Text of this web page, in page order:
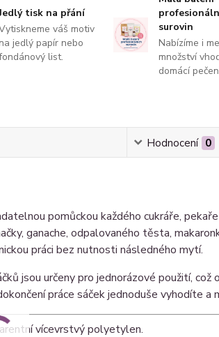
tisk na přání
váš motiv
na jedlý papír nebo
list.
surovin
Nabízíme i
množství
domácí
Hodnocení 0
pomůckou každého cukráře,
ganache, odpalovaného těsta,
práci bez nutnosti následného mytí.
jsou určeny pro jednorázové použití, což
práce sáček jednoduše vyhodíte a
vícevrstvý polyetylen.